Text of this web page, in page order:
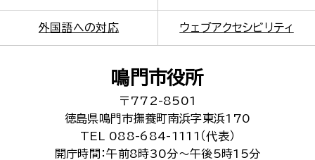
外国語への対応 ウェブアクセシビリティ
鳴門市役所
〒772-8501
徳島県鳴門市撫養町南浜字東浜170
TEL 088-684-1111（代表）
開庁時間：午前8時30分～午後5時15分